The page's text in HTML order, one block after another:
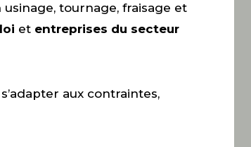
tournage, fraisage et
et entreprises du secteur
aux contraintes,